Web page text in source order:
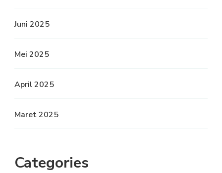
Juni 2025
Mei 2025
April 2025
Maret 2025
Categories